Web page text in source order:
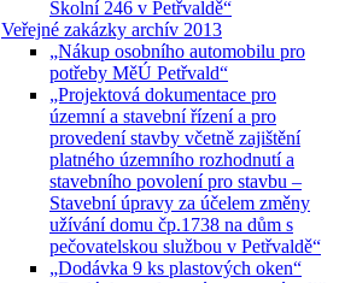
Školní 246 v Petřvaldě“
Veřejné zakázky archív 2013
„Nákup osobního automobilu pro
potřeby MěÚ Petřvald“
„Projektová dokumentace pro
územní a stavební řízení a pro
provedení stavby včetně zajištění
platného územního rozhodnutí a
stavebního povolení pro stavbu –
Stavební úpravy za účelem změny
užívání domu čp.1738 na dům s
pečovatelskou službou v Petřvaldě“
„Dodávka 9 ks plastových oken“